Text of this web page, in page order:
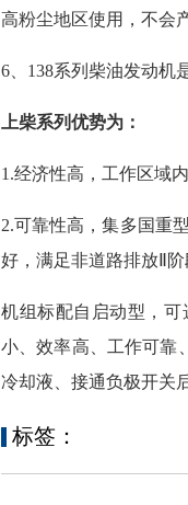
高粉尘地区使用，不会
6、138系列柴油发动机
上柴系列优势为：
1.经济性高，工作区域
2.可靠性高，集多国重
好，满足非道路排放Ⅱ阶
机组标配自启动型，
小、效率高、工作可靠
冷却液、接通负极开关
标签：